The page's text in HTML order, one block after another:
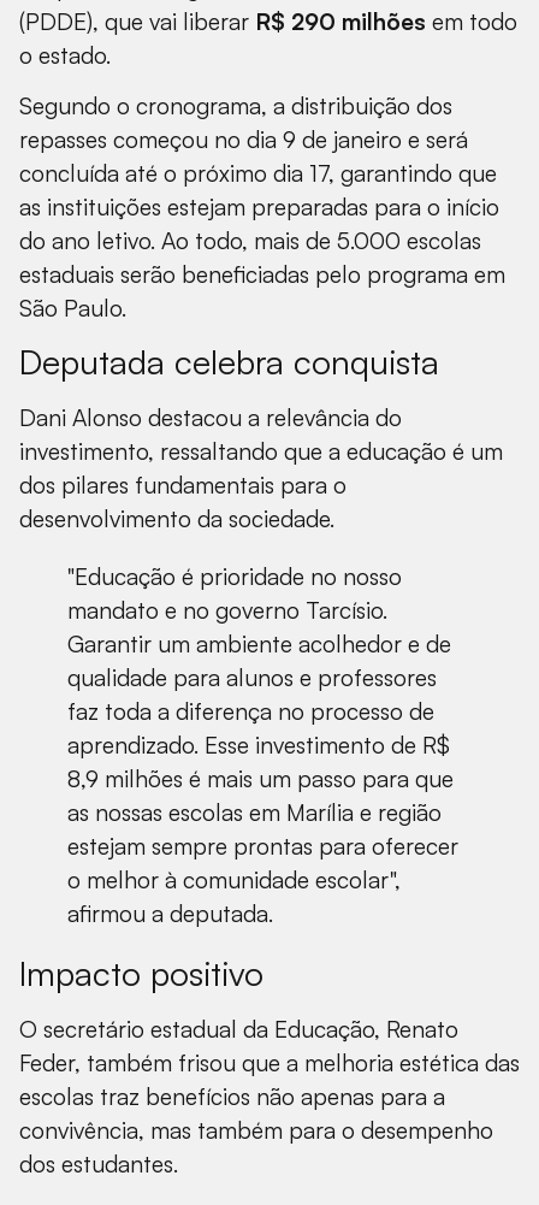
(PDDE), que vai liberar R$ 290 milhões em todo
o estado.
Segundo o cronograma, a distribuição dos
repasses começou no dia 9 de janeiro e será
concluída até o próximo dia 17, garantindo que
as instituições estejam preparadas para o início
do ano letivo. Ao todo, mais de 5.000 escolas
estaduais serão beneficiadas pelo programa em
São Paulo.
Deputada celebra conquista
Dani Alonso destacou a relevância do
investimento, ressaltando que a educação é um
dos pilares fundamentais para o
desenvolvimento da sociedade.
"Educação é prioridade no nosso
mandato e no governo Tarcísio.
Garantir um ambiente acolhedor e de
qualidade para alunos e professores
faz toda a diferença no processo de
aprendizado. Esse investimento de R$
8,9 milhões é mais um passo para que
as nossas escolas em Marília e região
estejam sempre prontas para oferecer
o melhor à comunidade escolar",
afirmou a deputada.
Impacto positivo
O secretário estadual da Educação, Renato
Feder, também frisou que a melhoria estética das
escolas traz benefícios não apenas para a
convivência, mas também para o desempenho
dos estudantes.